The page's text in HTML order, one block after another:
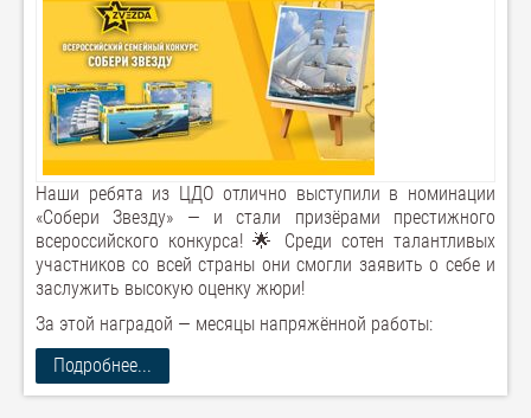
Наши ребята из ЦДО отлично выступили в номинации
«Собери Звезду» — и стали призёрами престижного
всероссийского конкурса! 🌟 Среди сотен талантливых
участников со всей страны они смогли заявить о себе и
заслужить высокую оценку жюри!
За этой наградой — месяцы напряжённой работы:
Подробнее...